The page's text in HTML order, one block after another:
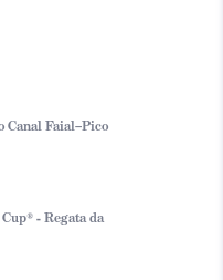
Canal Faial–Pico
- Regata da